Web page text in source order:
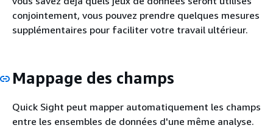
conjointement, vous pouvez prendre quelques mesures
supplémentaires pour faciliter votre travail ultérieur.
Mappage des champs
Quick Sight peut mapper automatiquement les champs
entre les ensembles de données d'une même analyse.